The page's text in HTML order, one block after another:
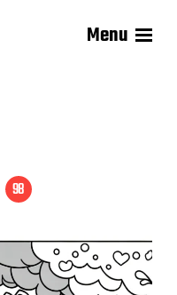
Menu
98